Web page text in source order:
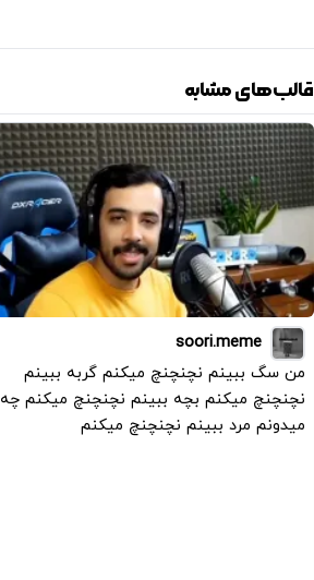
قالب‌های مشابه
soori.meme
من سگ ببینم نچنچنچ میکنم گربه ببینم
نچنچنچ میکنم بچه ببینم نچنچنچ میکنم چه
میدونم مرد ببینم نچنچنچ میکنم